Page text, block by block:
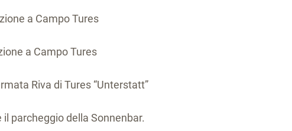
a Campo Tures
a Campo Tures
Riva di Tures “Unterstatt”
il parcheggio della Sonnenbar.